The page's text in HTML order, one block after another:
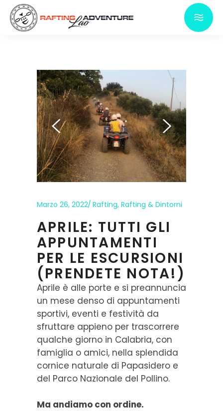
Marzo 26, 2022 Rafting, Rafting & Dintorni
APRILE: TUTTI GLI
APPUNTAMENTI
PER LE ESCURSIONI
(PRENDETE NOTA!)
Aprile è alle porte e si preannuncia
un mese denso di appuntamenti
sportivi, eventi e festività da
sfruttare appieno per trascorrere
qualche giorno in Calabria, con
famiglia o amici, nella splendida
cornice naturale di Papasidero e
del Parco Nazionale del Pollino.
Ma andiamo con ordine.